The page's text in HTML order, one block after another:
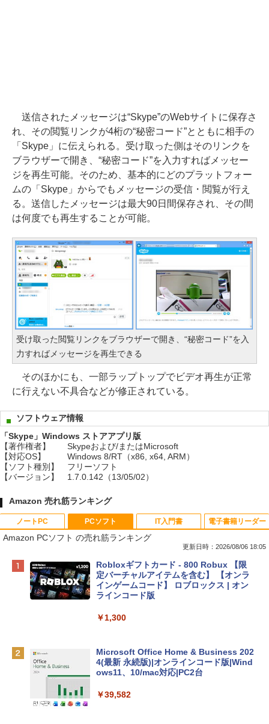
送信されたメッセージは“Skype”のWebサイトに保存さ
れ、その閲覧リンクが4桁の“秘密コード”とともに相手の
「Skype」に伝えられる。受け取った側はそのリンクを
ブラウザーで開き、“秘密コード”を入力すればメッセー
ジを再生可能。そのため、基本的にどのプラットフォー
ムの「Skype」からでもメッセージの受信・閲覧が行え
る。送信したメッセージは最大90日間保存され、その間
は何度でも再生することが可能。
受け取った閲覧リンクをブラウザーで開き、“秘密コード”を入
力すればメッセージを再生できる
そのほかにも、一部ラップトップでビデオ再生が正常
に行えない不具合などが修正されている。
ソフトウェア情報
「Skype」Windows ストアアプリ版
【著作権者】
Skypeおよび/またはMicrosoft
【対応OS】
Windows 8/RT（x86, x64, ARM）
【ソフト種別】
フリーソフト
【バージョン】
1.7.0.142（13/05/02）
Amazon 売れ筋ランキング
ノートPC
Apple 2026 MacBook Neo A18 Proチッ
プ搭載13インチノートブック：AIとAppl
e Intelligenceのために設計、Liquid Ret
inaディスプレイ、8GBユニファイドメモ
eTime HDカメラ、Touch ID - インディ
￥137,800
ンケース Dell NEC Lavie ASUS HP dyna
PCソフト
Amazon PCソフト の売れ筋ランキング
更新日時：2026/08/06 18:05
Robloxギフトカード - 800 Robux 【限
定バーチャルアイテムを含む】 【オンラ
インゲームコード】 ロブロックス | オン
ラインコード版
￥1,300
Microsoft Office Home & Business 202
4(最新 永続版)|オンラインコード版|Wind
ows11、10/mac対応|PC2台
￥39,582
IT入門書 電子書籍リーダー